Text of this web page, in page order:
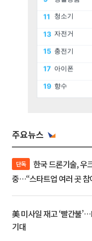
주요뉴스
단독
중…“스타트업 여러 곳 참
美 미사일 재고 ‘빨간불
기대